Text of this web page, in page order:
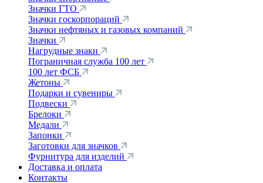
Значки ГТО
Значки госкорпораций
Значки нефтяных и газовых компаний
Значки
Нагрудные знаки
Пограничная служба 100 лет
100 лет ФСБ
Жетоны
Подарки и сувениры
Подвески
Брелоки
Медали
Запонки
Заготовки для значков
Фурнитура для изделий
Доставка и оплата
Контакты